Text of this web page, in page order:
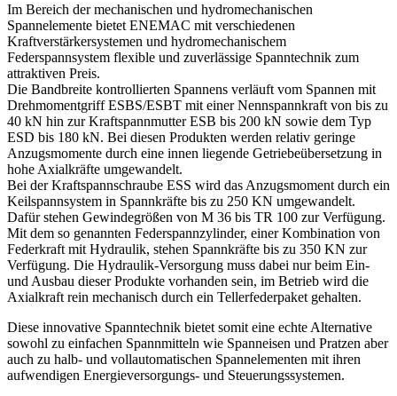
Im Bereich der mechanischen und hydromechanischen
Spannelemente bietet ENEMAC mit verschiedenen
Kraftverstärkersystemen und hydromechanischem
Federspannsystem flexible und zuverlässige Spanntechnik zum
attraktiven Preis.
Die Bandbreite kontrollierten Spannens verläuft vom Spannen mit
Drehmomentgriff ESBS/ESBT mit einer Nennspannkraft von bis zu
40 kN hin zur Kraftspannmutter ESB bis 200 kN sowie dem Typ
ESD bis 180 kN. Bei diesen Produkten werden relativ geringe
Anzugsmomente durch eine innen liegende Getriebeübersetzung in
hohe Axialkräfte umgewandelt.
Bei der Kraftspannschraube ESS wird das Anzugsmoment durch ein
Keilspannsystem in Spannkräfte bis zu 250 KN umgewandelt.
Dafür stehen Gewindegrößen von M 36 bis TR 100 zur Verfügung.
Mit dem so genannten Federspannzylinder, einer Kombination von
Federkraft mit Hydraulik, stehen Spannkräfte bis zu 350 KN zur
Verfügung. Die Hydraulik-Versorgung muss dabei nur beim Ein-
und Ausbau dieser Produkte vorhanden sein, im Betrieb wird die
Axialkraft rein mechanisch durch ein Tellerfederpaket gehalten.
Diese innovative Spanntechnik bietet somit eine echte Alternative
sowohl zu einfachen Spannmitteln wie Spanneisen und Pratzen aber
auch zu halb- und vollautomatischen Spannelementen mit ihren
aufwendigen Energieversorgungs- und Steuerungssystemen.